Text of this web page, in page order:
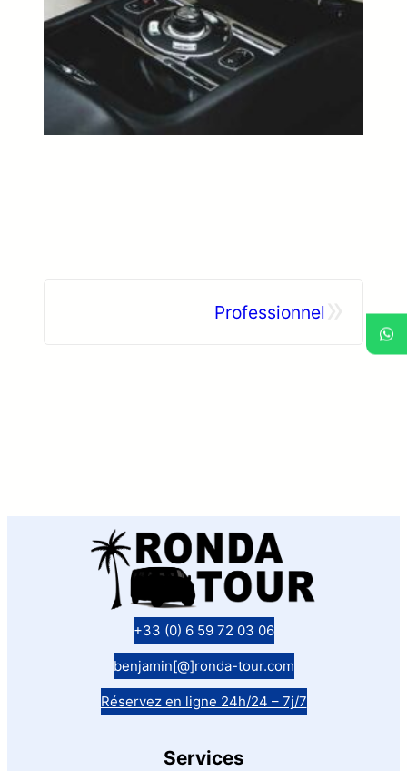
Professionnel
+33 (0) 6 59 72 03 06
benjamin[@]ronda-tour.com
Réservez en ligne 24h/24 – 7j/7
Services